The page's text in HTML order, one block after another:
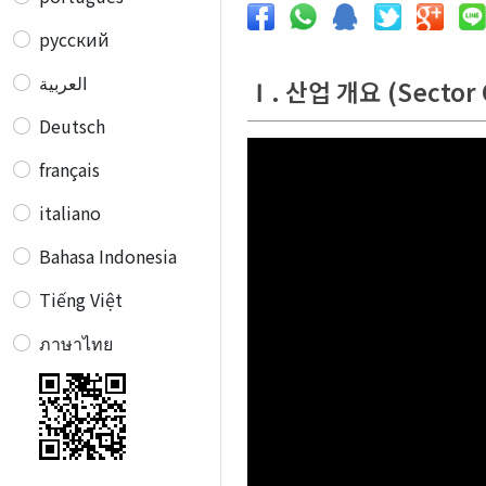
русский
العربية
Deutsch
français
italiano
Bahasa Indonesia
Tiếng Việt
ภาษาไทย
Ⅰ. 산업 개요